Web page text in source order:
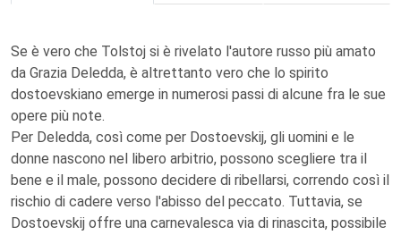
Se è vero che Tolstoj si è rivelato l'autore russo più amato
da Grazia Deledda, è altrettanto vero che lo spirito
dostoevskiano emerge in numerosi passi di alcune fra le sue
opere più note.
Per Deledda, così come per Dostoevskij, gli uomini e le
donne nascono nel libero arbitrio, possono scegliere tra il
bene e il male, possono decidere di ribellarsi, correndo così il
rischio di cadere verso l'abisso del peccato. Tuttavia, se
Dostoevskij offre una carnevalesca via di rinascita, possibile